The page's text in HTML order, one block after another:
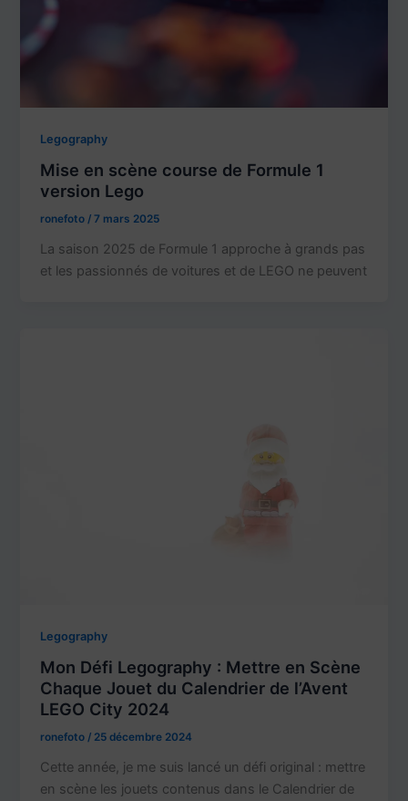
Legography
Mise en scène course de Formule 1
version Lego
ronefoto/7 mars 2025
La saison 2025 de Formule 1 approche à grands pas
et les passionnés de voitures et de LEGO ne peuvent
Legography
Mon Défi Legography : Mettre en Scène
Chaque Jouet du Calendrier de l’Avent
LEGO City 2024
ronefoto/ 25 décembre 2024
Cette année, je me suis lancé un défi original : mettre
en scène les jouets contenus dans le Calendrier de